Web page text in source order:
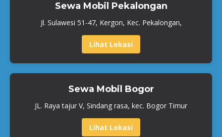
Sewa Mobil Pekalongan
Jl. Sulawesi 51-47, Kergon, Kec. Pekalongan,
Lihat Lokasi
Sewa Mobil Bogor
JL. Raya tajur V, Sindang rasa, kec. Bogor Timur
Lihat Lokasi